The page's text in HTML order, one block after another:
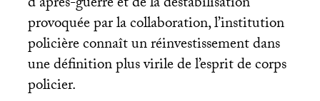
provoquée par la collaboration, l’institution
policière connaît un réinvestissement dans
une définition plus virile de l’esprit de corps
policier.